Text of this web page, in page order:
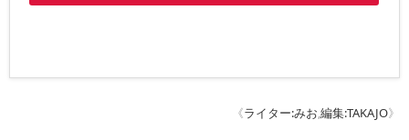
《ライター:みお,編集:TAKAJO》